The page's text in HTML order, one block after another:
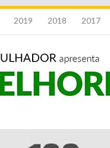
2019 2018 2017